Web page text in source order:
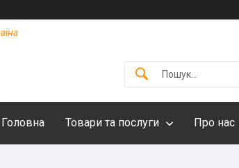
Головна Товари та послуги Про нас